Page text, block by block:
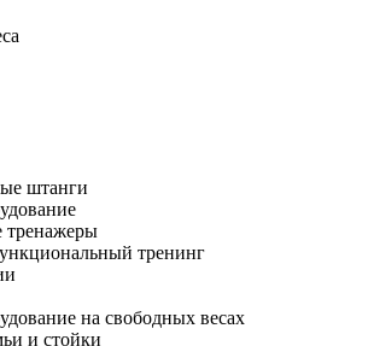
штанги
тренажеры
тренинг
на свободных весах
и стойки